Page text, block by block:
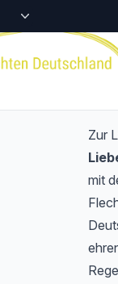
Zur
mit